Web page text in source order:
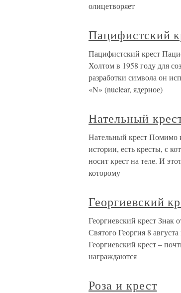
олицетворяет
Пацифистский
Пацифистский крест
Холтом в 1958 году для
разработки символа он
«N» (nuclear, ядерное)
Нательный
Нательный крест Помимо
истории, есть кресты, с
носит крест на теле. И
которому
Георгиевский
Георгиевский крест Знак
Святого Георгия 8
Георгиевский крест –
награждаются
Роза и крест